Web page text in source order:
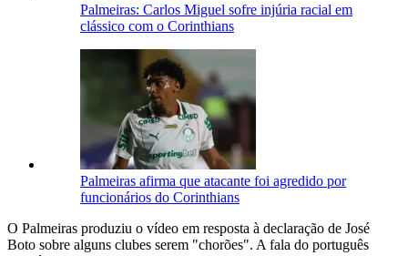
Palmeiras: Carlos Miguel sofre injúria racial em
clássico com o Corinthians
Palmeiras afirma que atacante foi agredido por
funcionários do Corinthians
O Palmeiras produziu o vídeo em resposta à declaração de José
Boto sobre alguns clubes serem "chorões". A fala do português